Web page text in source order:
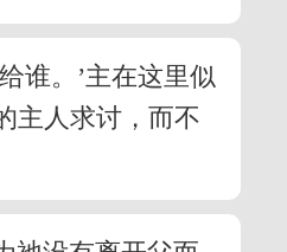
谁。’主在这里似
主人求讨，而不